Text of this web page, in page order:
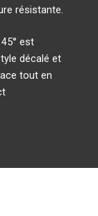
résistante.
est
décalé et
tout en